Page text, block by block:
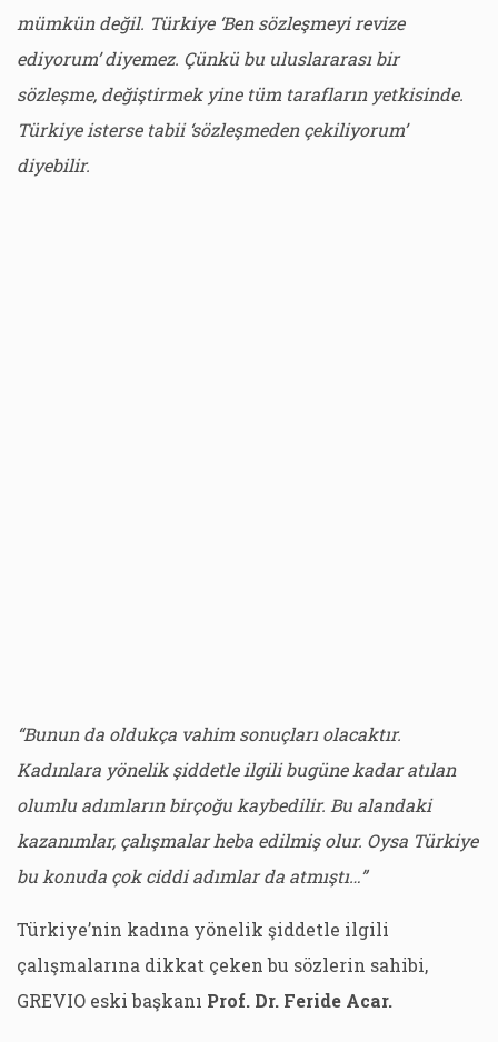
mümkün değil. Türkiye ‘Ben sözleşmeyi revize
ediyorum’ diyemez. Çünkü bu uluslararası bir
sözleşme, değiştirmek yine tüm tarafların yetkisinde.
Türkiye isterse tabii ‘sözleşmeden çekiliyorum’
diyebilir.
“Bunun da oldukça vahim sonuçları olacaktır.
Kadınlara yönelik şiddetle ilgili bugüne kadar atılan
olumlu adımların birçoğu kaybedilir. Bu alandaki
kazanımlar, çalışmalar heba edilmiş olur. Oysa Türkiye
bu konuda çok ciddi adımlar da atmıştı…”
Türkiye’nin kadına yönelik şiddetle ilgili
çalışmalarına dikkat çeken bu sözlerin sahibi,
GREVIO eski başkanı Prof. Dr. Feride Acar.